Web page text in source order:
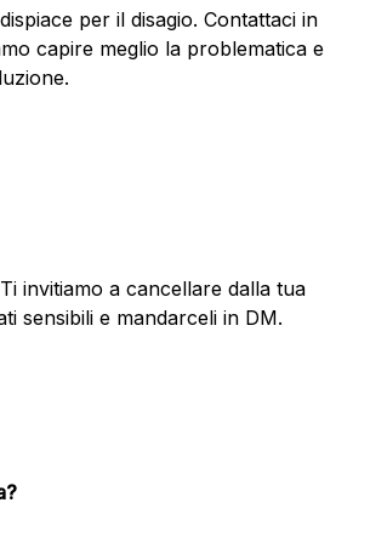
per il disagio. Contattaci in
capire meglio la problematica e
invitiamo a cancellare dalla tua
sensibili e mandarceli in DM.